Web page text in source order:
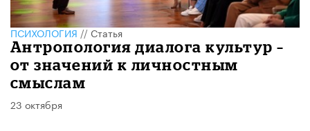
ПСИХОЛОГИЯ//Статья
Антропология диалога культур –
от значений к личностным
смыслам
23 октября